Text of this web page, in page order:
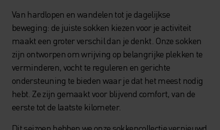
Van hardlopen en wandelen tot je dagelijkse
beweging: de juiste sokken kiezen voor je activiteit
maakt een groter verschil dan je denkt. Onze sokken
zijn ontworpen om wrijving op belangrijke plekken te
verminderen, vocht te reguleren en gerichte
ondersteuning te bieden waar je dat het meest nodig
hebt. Ze zijn gemaakt voor blijvend comfort, van de
eerste tot de laatste kilometer.
Dit seizoen hebben we onze sokkencollectie vernieuwd